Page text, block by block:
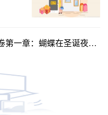
第一章：蝴蝶在圣诞夜展